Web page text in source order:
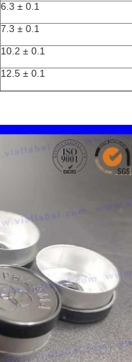
6.3 ± 0.1
7.3 ± 0.1
10.2 ± 0.1
12.5 ± 0.1